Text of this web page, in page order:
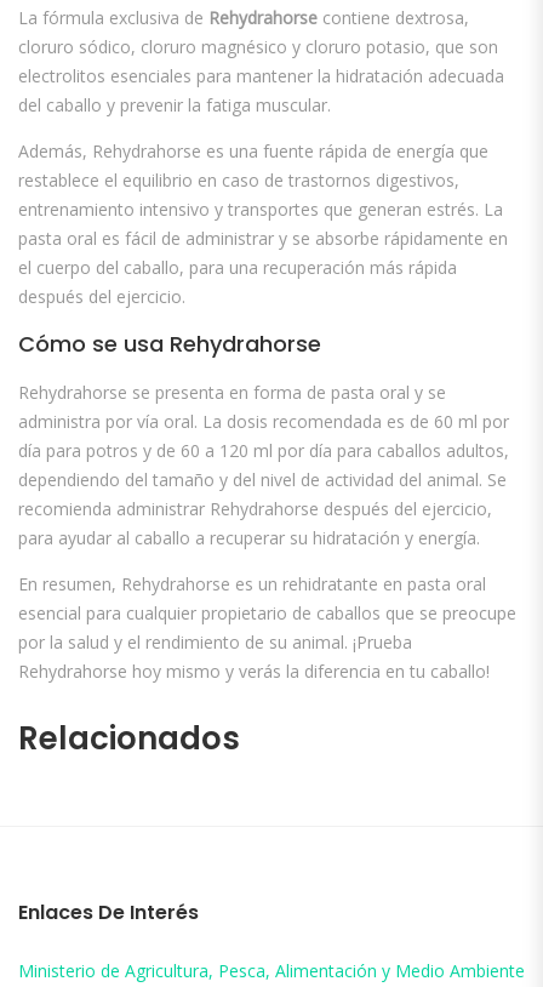
La fórmula exclusiva de Rehydrahorse contiene dextrosa,
cloruro sódico, cloruro magnésico y cloruro potasio, que son
electrolitos esenciales para mantener la hidratación adecuada
del caballo y prevenir la fatiga muscular.
Además, Rehydrahorse es una fuente rápida de energía que
restablece el equilibrio en caso de trastornos digestivos,
entrenamiento intensivo y transportes que generan estrés. La
pasta oral es fácil de administrar y se absorbe rápidamente en
el cuerpo del caballo, para una recuperación más rápida
después del ejercicio.
Cómo se usa Rehydrahorse
Rehydrahorse se presenta en forma de pasta oral y se
administra por vía oral. La dosis recomendada es de 60 ml por
día para potros y de 60 a 120 ml por día para caballos adultos,
dependiendo del tamaño y del nivel de actividad del animal. Se
recomienda administrar Rehydrahorse después del ejercicio,
para ayudar al caballo a recuperar su hidratación y energía.
En resumen, Rehydrahorse es un rehidratante en pasta oral
esencial para cualquier propietario de caballos que se preocupe
por la salud y el rendimiento de su animal. ¡Prueba
Rehydrahorse hoy mismo y verás la diferencia en tu caballo!
Relacionados
Enlaces De Interés
Ministerio de Agricultura, Pesca, Alimentación y Medio Ambiente